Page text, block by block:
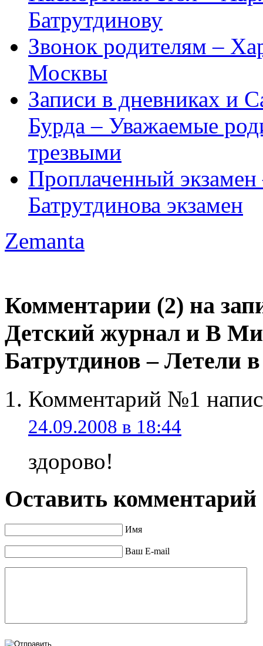
Батрутдинову
Звонок родителям –
Москвы
Записи в дневниках и
Бурда – Уважаемые
трезвыми
Проплаченный
Батрутдинова экзамен
Zemanta
Комментарии (2) на
Детский журнал и В
Батрутдинов – Летели
Комментарий №1
24.09.2008 в 18:44
здорово!
Оставить комментарий
Имя
Ваш E-mail